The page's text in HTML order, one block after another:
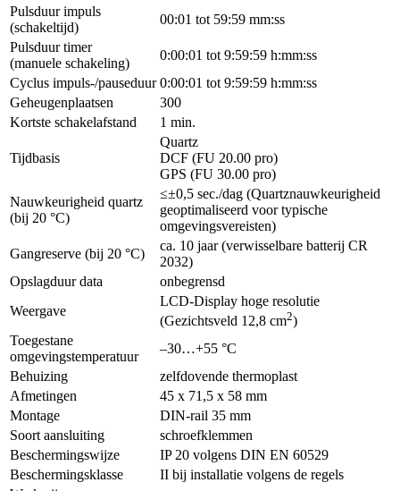
Pulsduur impuls
(schakeltijd)
00:01 tot 59:59 mm:ss
Pulsduur timer
(manuele schakeling)
0:00:01 tot 9:59:59 h:mm:ss
Cyclus impuls-/pauseduur 0:00:01 tot 9:59:59 h:mm:ss
Geheugenplaatsen
300
Kortste schakelafstand
1 min.
Tijdbasis
Quartz
DCF (FU 20.00 pro)
GPS (FU 30.00 pro)
Nauwkeurigheid quartz
(bij 20 °C)
≤±0,5 sec./dag (Quartznauwkeurigheid
geoptimaliseerd voor typische
omgevingsvereisten)
Gangreserve (bij 20 °C)
ca. 10 jaar (verwisselbare batterij CR
2032)
Opslagduur data
onbegrensd
Weergave
LCD-Display hoge resolutie
(Gezichtsveld 12,8 cm2)
Toegestane
omgevingstemperatuur
–30…+55 °C
Behuizing
zelfdovende thermoplast
Afmetingen
45 x 71,5 x 58 mm
Montage
DIN-rail 35 mm
Soort aansluiting
schroefklemmen
Beschermingswijze
IP 20 volgens DIN EN 60529
Beschermingsklasse
II bij installatie volgens de regels